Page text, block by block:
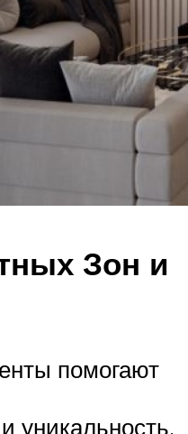
Зон и
помогают
уникальность.